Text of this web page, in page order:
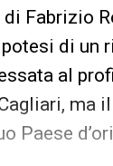
di Fabrizio
di un
al
ma
Paese